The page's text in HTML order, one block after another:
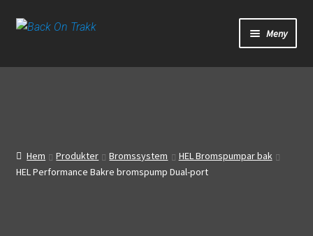
Hoppa
Hoppa
Meny
Start
Bilder
Hem Produkter Bromssystem
HEL Bromspumpar bak
HEL Performance Bakre bromspump Dual-port